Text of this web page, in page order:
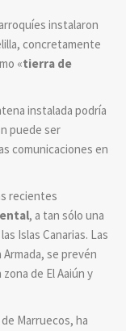
instalaron
concretamente
«tierra de
instalada podría
puede ser
comunicaciones en
recientes
, a tan sólo una
Islas Canarias. Las
se prevén
zona de El Aaiún y
Marruecos, ha